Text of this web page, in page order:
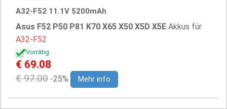
A32-F52 11.1V 5200mAh
Asus F52 P50 P81 K70 X65 X50 X5D X5E Akkus für
A32-F52
Vorrätig
€ 69.08
€ 97.00 -25% Mehr info